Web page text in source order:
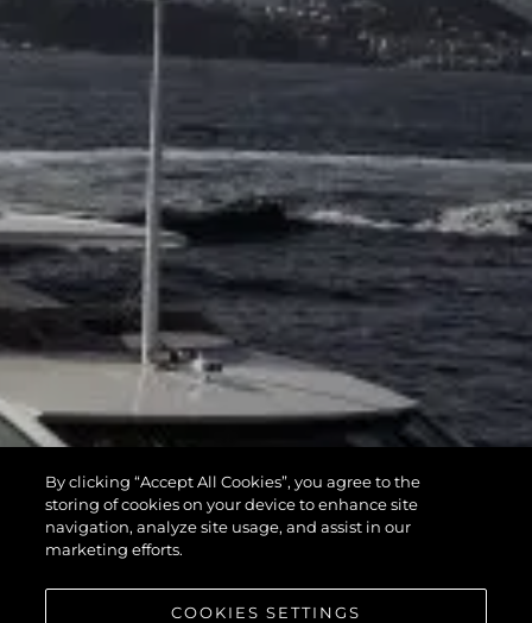
By clicking “Accept All Cookies”, you agree to the
storing of cookies on your device to enhance site
navigation, analyze site usage, and assist in our
marketing efforts.
COOKIES SETTINGS